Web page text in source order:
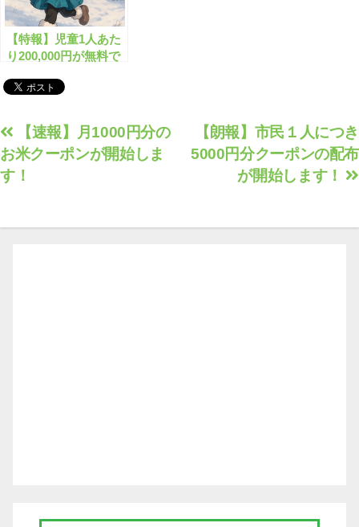
【特報】児童1人あた
り200,000円が無料で
投
稿
ナ
ゲ
【朗報】市民１人につき
5000円分クーポンの配布
が開始します！
【速報】月1000円分の
お米クーポンが開始しま
す！